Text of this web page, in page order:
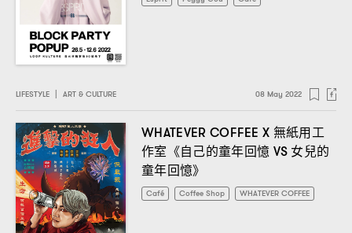
LIFESTYLE ART & CULTURE 08 May 2022
WHATEVER COFFEE X 無紙用工
作室《自己的童年回憶 VS 女兒的
童年回憶》
Café Coffee Shop WHATEVER COFFEE